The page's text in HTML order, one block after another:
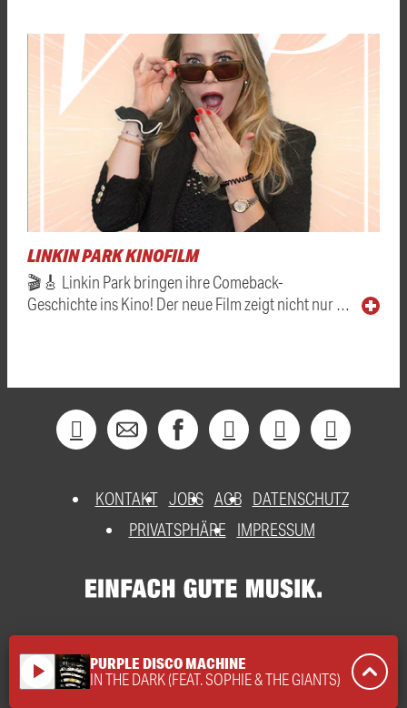
LINKIN PARK KINOFILM
🎬🎸 Linkin Park bringen ihre Comeback-
Geschichte ins Kino! Der neue Film zeigt nicht nur …
KONTAKT JOBS AGB DATENSCHUTZ
PRIVATSPHÄRE
IMPRESSUM
play_arrow PURPLE DISCO MACHINE
IN THE DARK (FEAT. SOPHIE & THE GIANTS)